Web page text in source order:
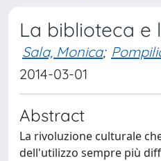
La biblioteca e
Sala, Monica;
2014-03-01
Abstract
La rivoluzione culturale
dell'utilizzo sempre più